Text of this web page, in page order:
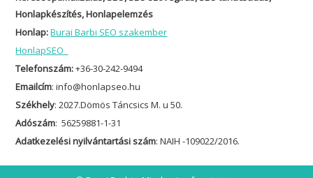
Honlapkészítés, Honlapelemzés
Honlap:Burai Barbi SEO szakember
HonlapSEO
Telefonszám:+36-30-242-9494
Emailcím: info@honlapseo.hu
Székhely: 2027.Dömös Táncsics M. u 50.
Adószám: 56259881-1-31
Adatkezelési nyilvántartási szám: NAIH -109022/2016.